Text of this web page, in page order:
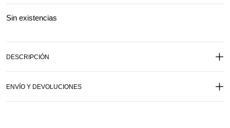
Sin existencias
DESCRIPCIÓN
ENVÍO Y DEVOLUCIONES